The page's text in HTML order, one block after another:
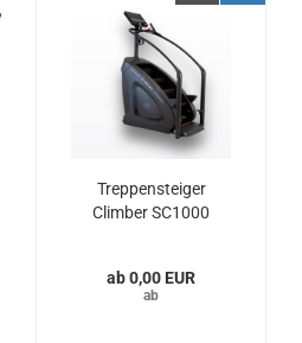
Treppensteiger
Climber SC1000
0,00 EUR